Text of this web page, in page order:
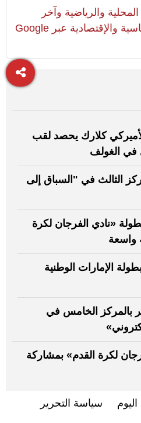
المحلية والرياضية وآخر
المستجدات السياسية والإقتصادية عبر Google
كلارك يحصد لقب
في الغولف
الثالث في "السباق إلى
«نادي الفرجان لكرة
واسعة
الإمارات الوطنية
بالمركز الخامس في
لكرة القدم» بمشاركة
سياسة التحرير